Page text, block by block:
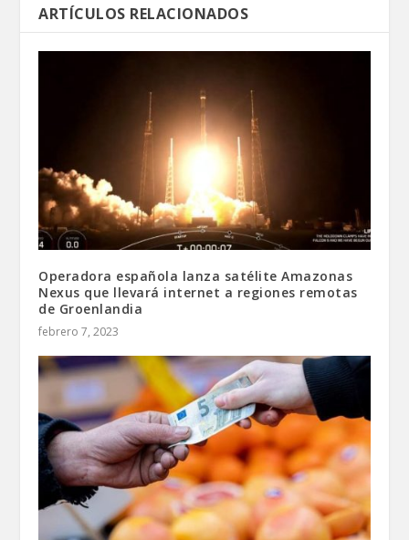
ARTÍCULOS RELACIONADOS
Operadora española lanza satélite Amazonas
Nexus que llevará internet a regiones remotas
de Groenlandia
febrero 7, 2023